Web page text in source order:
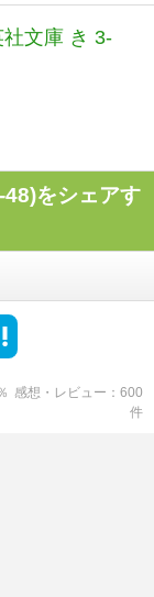
文庫 き 3-
をシェアす
感想・レビュー
600
件